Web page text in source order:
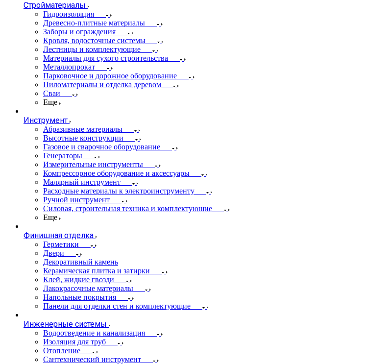
Стройматериалы
Гидроизоляция
Древесно-плитные материалы
Заборы и ограждения
Кровля, водосточные системы
Лестницы и комплектующие
Материалы для сухого строительства
Металлопрокат
Парковочное и дорожное оборудование
Пиломатериалы и отделка деревом
Сваи
Еще
Инструмент
Абразивные материалы
Высотные конструкции
Газовое и сварочное оборудование
Генераторы
Измерительные инструменты
Компрессорное оборудование и аксессуары
Малярный инструмент
Расходные материалы к электроинструменту
Ручной инструмент
Силовая, строительная техника и комплектующие
Еще
Финишная отделка
Герметики
Двери
Декоративный камень
Керамическая плитка и затирки
Клей, жидкие гвозди
Лакокрасочные материалы
Напольные покрытия
Панели для отделки стен и комплектующие
Инженерные системы
Водоотведение и канализация
Изоляция для труб
Отопление
Сантехнический инструмент